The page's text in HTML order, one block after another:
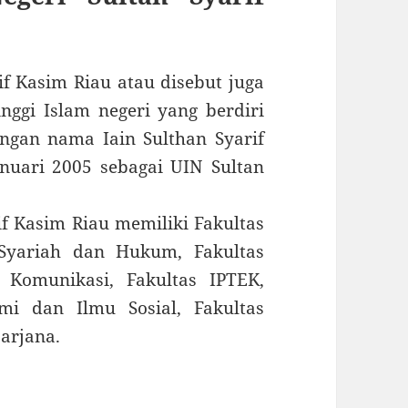
Kasim Riau atau disebut juga
Islam negeri yang berdiri
nama Iain Sulthan Syarif
2005 sebagai UIN Sultan
Kasim Riau memiliki Fakultas
dan Hukum, Fakultas
Fakultas IPTEK,
dan Ilmu Sosial, Fakultas